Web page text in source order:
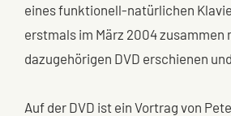
eines funktionell-natürlichen
erstmals im März 2004 zusammen
dazugehörigen DVD erschienen
Auf der DVD ist ein Vortrag von